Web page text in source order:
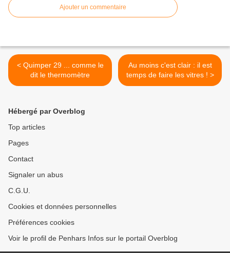
Ajouter un commentaire
< Quimper 29 ... comme le
dit le thermomètre
Au moins c'est clair : il est
temps de faire les vitres ! >
Hébergé par Overblog
Top articles
Pages
Contact
Signaler un abus
C.G.U.
Cookies et données personnelles
Préférences cookies
Voir le profil de Penhars Infos sur le portail Overblog